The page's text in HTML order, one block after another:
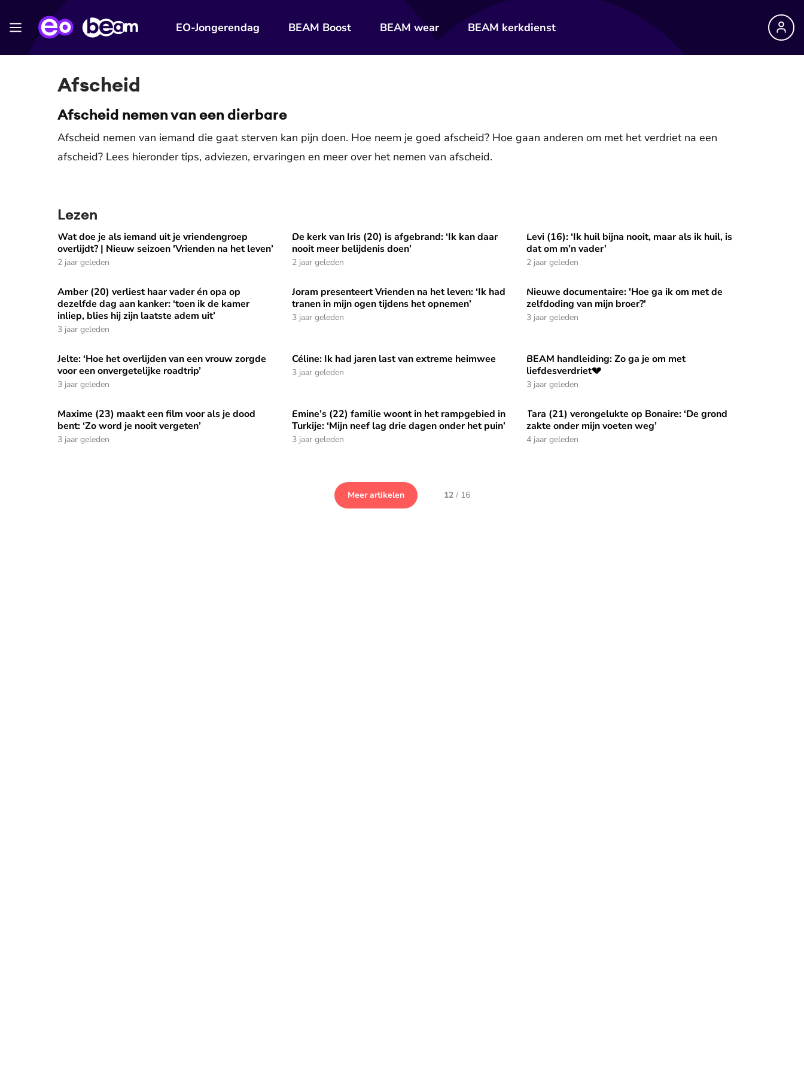
EO-Jongerendag BEAM Boost BEAM wear BEAM kerkdienst
Afscheid
Afscheid nemen van een dierbare
Afscheid nemen van iemand die gaat sterven kan pijn doen. Hoe neem je goed afscheid? Hoe gaan anderen om met het verdriet na een
afscheid? Lees hieronder tips, adviezen, ervaringen en meer over het nemen van afscheid.
Lezen
Wat doe je als iemand uit je vriendengroep overlijdt? | Nieuw seizoen 'Vrienden na het leven’
Wat doe je als iemand uit je vriendengroep
overlijdt? | Nieuw seizoen 'Vrienden na het leven’
2 jaar geleden
De kerk van Iris (20) is afgebrand: ‘Ik kan daar nooit meer belijdenis doen’
De kerk van Iris (20) is afgebrand: ‘Ik kan daar
nooit meer belijdenis doen’
2 jaar geleden
Levi (16): ‘Ik huil bijna nooit, maar als ik huil, is dat om m’n
Levi (16): ‘Ik huil bijna nooit, maar als ik huil, is
dat om m’n vader’
2 jaar geleden
Amber (20) verliest haar vader én opa op dezelfde dag aan kanker: ‘toen ik de kamer inliep, blies hij zijn laatste adem uit’
Amber (20) verliest haar vader én opa op
dezelfde dag aan kanker: ‘toen ik de kamer
inliep, blies hij zijn laatste adem uit’
3 jaar geleden
Joram presenteert Vrienden na het leven: ‘Ik had tranen in mijn ogen tijdens het opnemen’
Joram presenteert Vrienden na het leven: ‘Ik had
tranen in mijn ogen tijdens het opnemen’
3 jaar geleden
Nieuwe documentaire: 'Hoe ga ik om met de zelfdoding van
Nieuwe documentaire: 'Hoe ga ik om met de
zelfdoding van mijn broer?'
3 jaar geleden
Jelte: ‘Hoe het overlijden van een vrouw zorgde voor een onvergetelijke roadtrip’
Jelte: ‘Hoe het overlijden van een vrouw zorgde
voor een onvergetelijke roadtrip’
3 jaar geleden
Céline: Ik had jaren last van extreme heimwee
Céline: Ik had jaren last van extreme heimwee
3 jaar geleden
BEAM handleiding: Zo ga je om met liefdesverdriet💔
BEAM handleiding: Zo ga je om met
liefdesverdriet💔
3 jaar geleden
Maxime (23) maakt een film voor als je dood bent: ‘Zo word je nooit vergeten’
Maxime (23) maakt een film voor als je dood
bent: ‘Zo word je nooit vergeten’
3 jaar geleden
Emine’s (22) familie woont in het rampgebied in Turkije: ‘Mijn neef lag drie dagen onder het puin’
Emine’s (22) familie woont in het rampgebied in
Turkije: ‘Mijn neef lag drie dagen onder het puin’
3 jaar geleden
Tara (21) verongelukte op Bonaire: ‘De grond zakte onder mijn
Tara (21) verongelukte op Bonaire: ‘De grond
zakte onder mijn voeten weg’
4 jaar geleden
Meer artikelen 12/ 16